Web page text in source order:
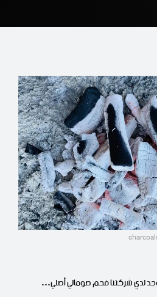
لدي شركتنا فحم صومالي أصلي…